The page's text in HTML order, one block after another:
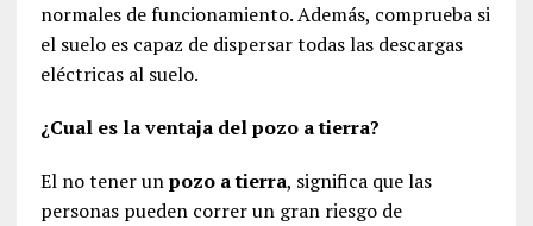
normales de funcionamiento. Además, comprueba si
el suelo es capaz de dispersar todas las descargas
eléctricas al suelo.
¿Cual es la ventaja del pozo a tierra?
El no tener unpozo a tierra, significa que las
personas pueden correr un gran riesgo de